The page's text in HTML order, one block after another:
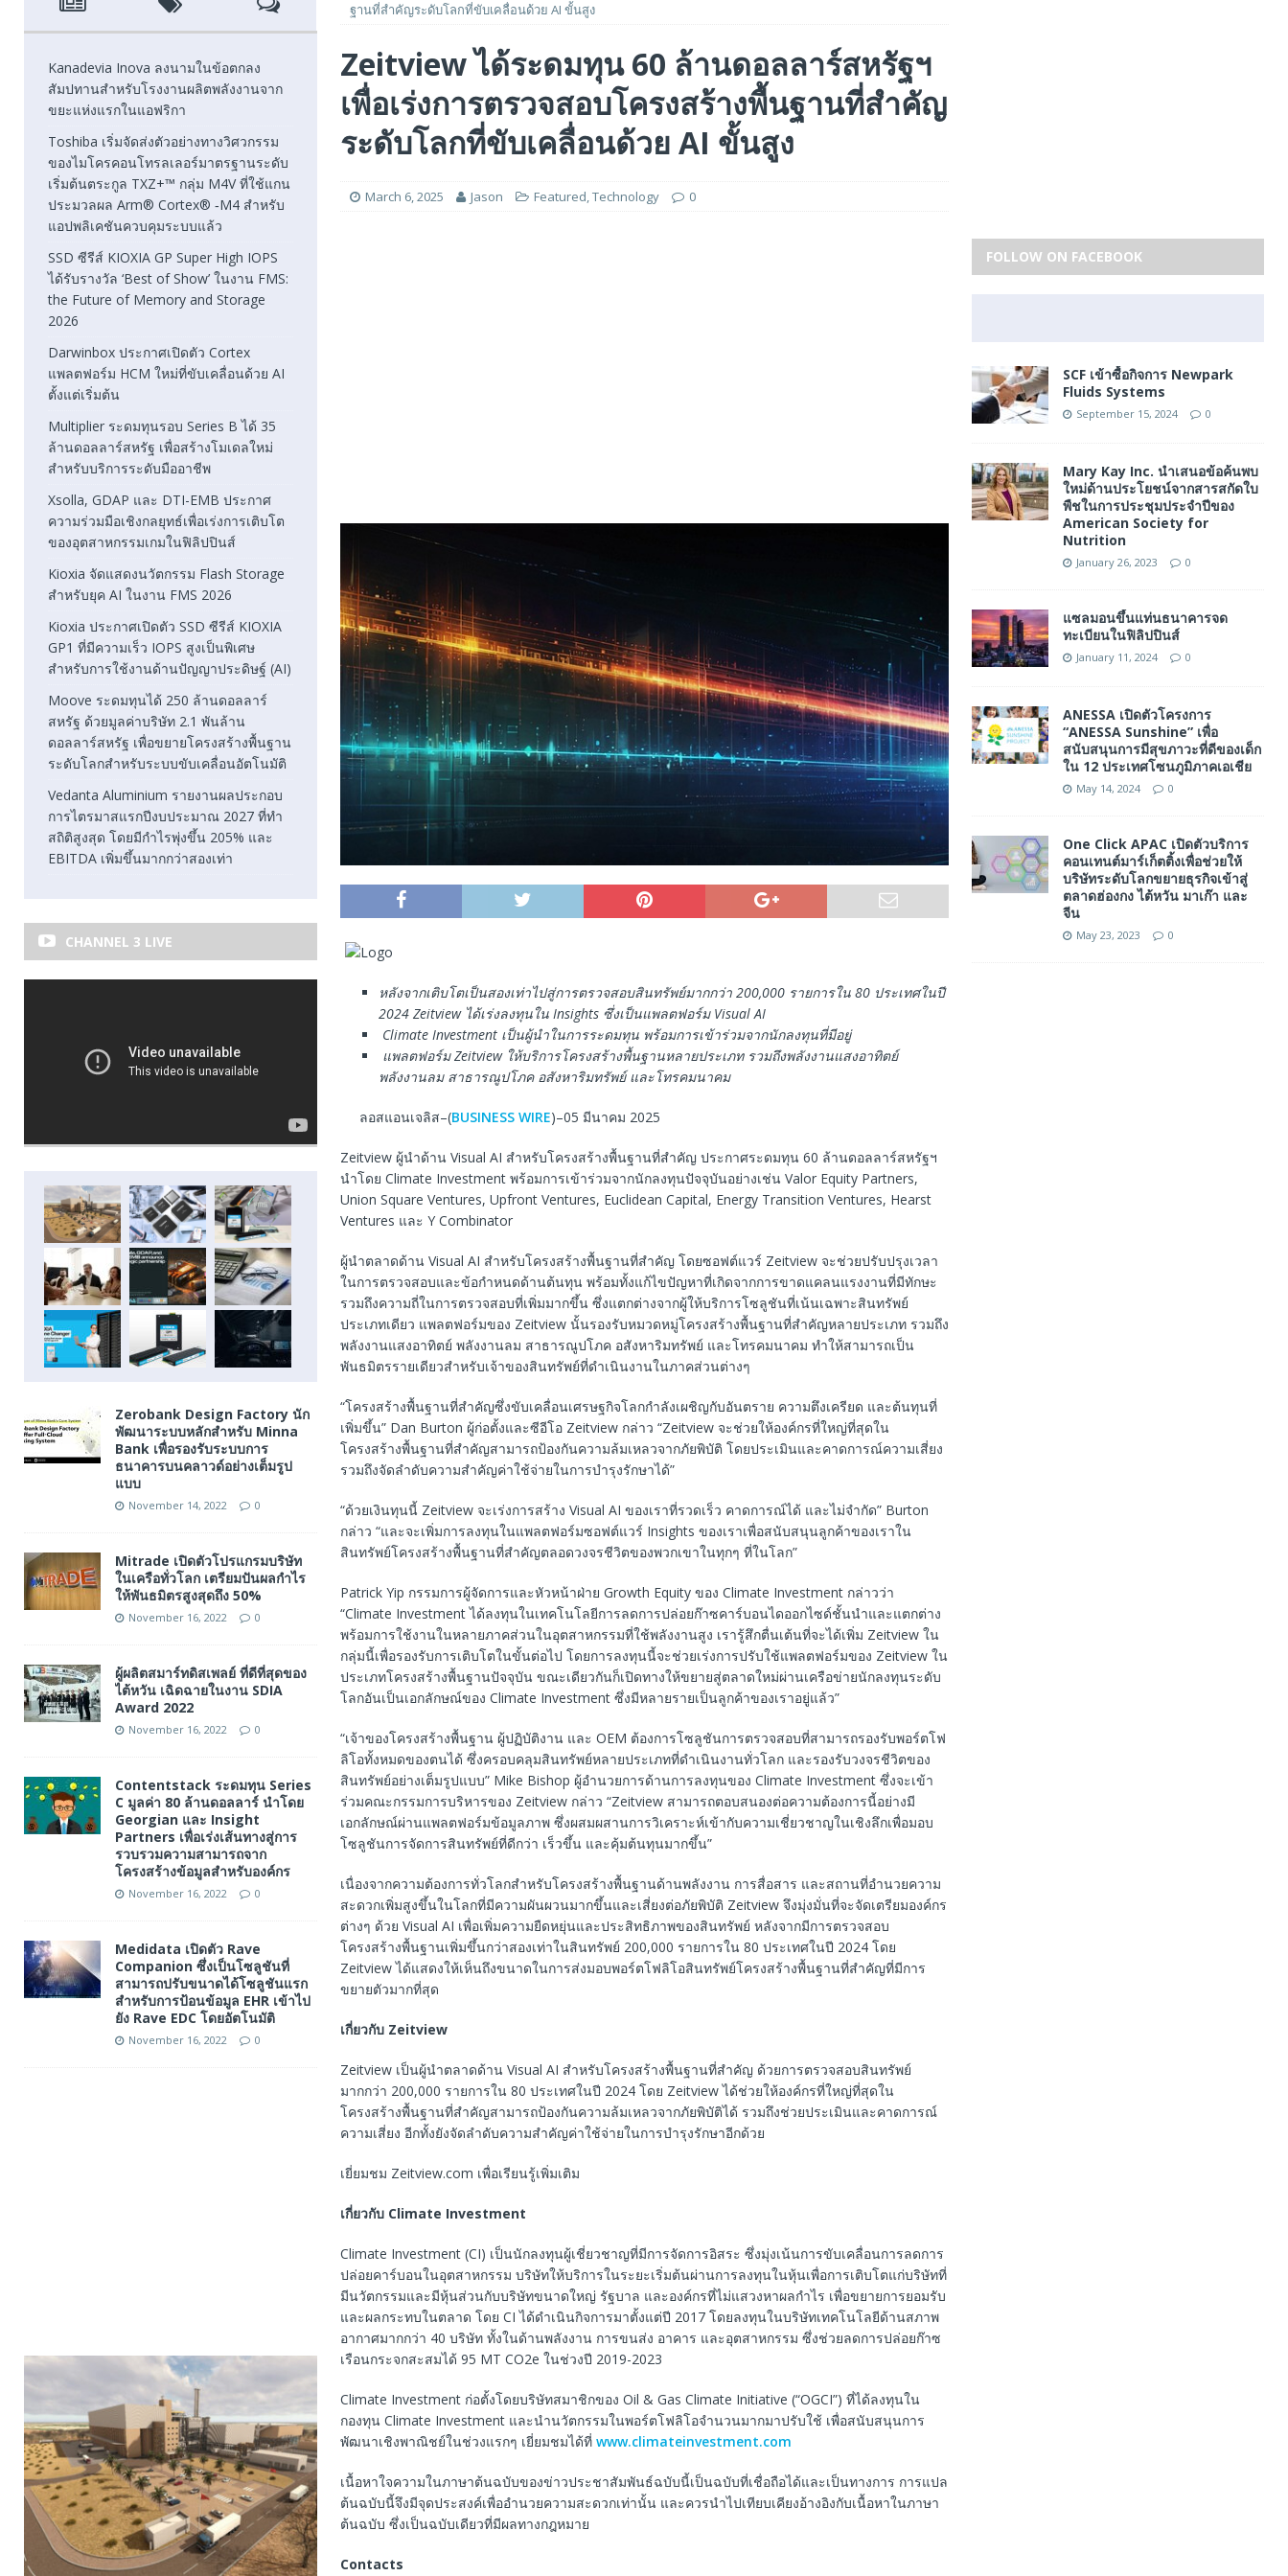
[ August 7, 2026 ] SSD ซีรีส์ KIOXIA GP Super High IOPS ได้รับรางวัล ‘Best of Show’ ในงาน FMS: the Future of Memory and Storage
2026
FEATURED
[ August 6, 2026 ] Darwinbox ประกาศเปิดตัว Cortex แพลตฟอร์ม HCM ใหม่ที่ขับเคลื่อนด้วย AI ตั้งแต่เริ่มต้น
FEATURED
Multiplier ระดมทุนรอบ Series B ได้ 35 ล้านดอลลาร์สหรัฐ เพื่อสร้างโมเดลใหม่สำหรับบริการระดับมืออาชีพ
FEATURED
ฐานที่สำคัญระดับโลกที่ขับเคลื่อนด้วย AI ขั้นสูง
Zeitview ได้ระดมทุน 60 ล้านดอลลาร์สหรัฐฯ
เพื่อเร่งการตรวจสอบโครงสร้างพื้นฐานที่สำคัญ
ระดับโลกที่ขับเคลื่อนด้วย AI ขั้นสูง
March 6, 2025 Jason Featured,Technology 0
หลังจากเติบโตเป็นสองเท่าไปสู่การตรวจสอบสินทรัพย์มากกว่า200,000 รายการใน80 ประเทศในปี
2024 Zeitview ได้เร่งลงทุนในInsights ซึ่งเป็นแพลตฟอร์มVisual AI
Climate Investment เป็นผู้นำในการระดมทุน พร้อมการเข้าร่วมจากนักลงทุนที่มีอยู่
แพลตฟอร์มZeitview ให้บริการโครงสร้างพื้นฐานหลายประเภท รวมถึงพลังงานแสงอาทิตย์
พลังงานลม สาธารณูปโภค อสังหาริมทรัพย์ และโทรคมนาคม
ลอสแอนเจลิส–(BUSINESS WIRE)–05 มีนาคม 2025
Zeitview ผู้นำด้าน Visual AI สำหรับโครงสร้างพื้นฐานที่สำคัญ ประกาศระดมทุน 60 ล้านดอลลาร์สหรัฐฯ
นำโดย Climate Investment พร้อมการเข้าร่วมจากนักลงทุนปัจจุบันอย่างเช่น Valor Equity Partners,
Union Square Ventures, Upfront Ventures, Euclidean Capital, Energy Transition Ventures, Hearst
Ventures และ Y Combinator
ผู้นำตลาดด้าน Visual AI สำหรับโครงสร้างพื้นฐานที่สำคัญ โดยซอฟต์แวร์ Zeitview จะช่วยปรับปรุงเวลา
ในการตรวจสอบและข้อกำหนดด้านต้นทุน พร้อมทั้งแก้ไขปัญหาที่เกิดจากการขาดแคลนแรงงานที่มีทักษะ
รวมถึงความถี่ในการตรวจสอบที่เพิ่มมากขึ้น ซึ่งแตกต่างจากผู้ให้บริการโซลูชันที่เน้นเฉพาะสินทรัพย์
ประเภทเดียว แพลตฟอร์มของ Zeitview นั้นรองรับหมวดหมู่โครงสร้างพื้นฐานที่สำคัญหลายประเภท รวมถึง
พลังงานแสงอาทิตย์ พลังงานลม สาธารณูปโภค อสังหาริมทรัพย์ และโทรคมนาคม ทำให้สามารถเป็น
พันธมิตรรายเดียวสำหรับเจ้าของสินทรัพย์ที่ดำเนินงานในภาคส่วนต่างๆ
“โครงสร้างพื้นฐานที่สำคัญซึ่งขับเคลื่อนเศรษฐกิจโลกกำลังเผชิญกับอันตราย ความตึงเครียด และต้นทุนที่
เพิ่มขึ้น” Dan Burton ผู้ก่อตั้งและซีอีโอ Zeitview กล่าว “Zeitview จะช่วยให้องค์กรที่ใหญ่ที่สุดใน
โครงสร้างพื้นฐานที่สำคัญสามารถป้องกันความล้มเหลวจากภัยพิบัติ โดยประเมินและคาดการณ์ความเสี่ยง
รวมถึงจัดลำดับความสำคัญค่าใช้จ่ายในการบำรุงรักษาได้”
“ด้วยเงินทุนนี้ Zeitview จะเร่งการสร้าง Visual AI ของเราที่รวดเร็ว คาดการณ์ได้ และไม่จำกัด” Burton
กล่าว “และจะเพิ่มการลงทุนในแพลตฟอร์มซอฟต์แวร์ Insights ของเราเพื่อสนับสนุนลูกค้าของเราใน
สินทรัพย์โครงสร้างพื้นฐานที่สำคัญตลอดวงจรชีวิตของพวกเขาในทุกๆ ที่ในโลก”
Patrick Yip กรรมการผู้จัดการและหัวหน้าฝ่าย Growth Equity ของ Climate Investment กล่าวว่า
“Climate Investment ได้ลงทุนในเทคโนโลยีการลดการปล่อยก๊าซคาร์บอนไดออกไซด์ชั้นนำและแตกต่าง
พร้อมการใช้งานในหลายภาคส่วนในอุตสาหกรรมที่ใช้พลังงานสูง เรารู้สึกตื่นเต้นที่จะได้เพิ่ม Zeitview ใน
กลุ่มนี้เพื่อรองรับการเติบโตในขั้นต่อไป โดยการลงทุนนี้จะช่วยเร่งการปรับใช้แพลตฟอร์มของ Zeitview ใน
ประเภทโครงสร้างพื้นฐานปัจจุบัน ขณะเดียวกันก็เปิดทางให้ขยายสู่ตลาดใหม่ผ่านเครือข่ายนักลงทุนระดับ
โลกอันเป็นเอกลักษณ์ของ Climate Investment ซึ่งมีหลายรายเป็นลูกค้าของเราอยู่แล้ว”
“เจ้าของโครงสร้างพื้นฐาน ผู้ปฏิบัติงาน และ OEM ต้องการโซลูชันการตรวจสอบที่สามารถรองรับพอร์ตโฟ
ลิโอทั้งหมดของตนได้ ซึ่งครอบคลุมสินทรัพย์หลายประเภทที่ดำเนินงานทั่วโลก และรองรับวงจรชีวิตของ
สินทรัพย์อย่างเต็มรูปแบบ” Mike Bishop ผู้อำนวยการด้านการลงทุนของ Climate Investment ซึ่งจะเข้า
ร่วมคณะกรรมการบริหารของ Zeitview กล่าว “Zeitview สามารถตอบสนองต่อความต้องการนี้อย่างมี
เอกลักษณ์ผ่านแพลตฟอร์มข้อมูลภาพ ซึ่งผสมผสานการวิเคราะห์เข้ากับความเชี่ยวชาญในเชิงลึกเพื่อมอบ
โซลูชันการจัดการสินทรัพย์ที่ดีกว่า เร็วขึ้น และคุ้มต้นทุนมากขึ้น”
เนื่องจากความต้องการทั่วโลกสำหรับโครงสร้างพื้นฐานด้านพลังงาน การสื่อสาร และสถานที่อำนวยความ
สะดวกเพิ่มสูงขึ้นในโลกที่มีความผันผวนมากขึ้นและเสี่ยงต่อภัยพิบัติ Zeitview จึงมุ่งมั่นที่จะจัดเตรียมองค์กร
ต่างๆ ด้วย Visual AI เพื่อเพิ่มความยืดหยุ่นและประสิทธิภาพของสินทรัพย์ หลังจากมีการตรวจสอบ
โครงสร้างพื้นฐานเพิ่มขึ้นกว่าสองเท่าในสินทรัพย์ 200,000 รายการใน 80 ประเทศในปี 2024 โดย
Zeitview ได้แสดงให้เห็นถึงขนาดในการส่งมอบพอร์ตโฟลิโอสินทรัพย์โครงสร้างพื้นฐานที่สำคัญที่มีการ
ขยายตัวมากที่สุด
เกี่ยวกับZeitview
Zeitview เป็นผู้นำตลาดด้าน Visual AI สำหรับโครงสร้างพื้นฐานที่สำคัญ ด้วยการตรวจสอบสินทรัพย์
มากกว่า 200,000 รายการใน 80 ประเทศในปี 2024 โดย Zeitview ได้ช่วยให้องค์กรที่ใหญ่ที่สุดใน
โครงสร้างพื้นฐานที่สำคัญสามารถป้องกันความล้มเหลวจากภัยพิบัติได้ รวมถึงช่วยประเมินและคาดการณ์
ความเสี่ยง อีกทั้งยังจัดลำดับความสำคัญค่าใช้จ่ายในการบำรุงรักษาอีกด้วย
เยี่ยมชม Zeitview.com เพื่อเรียนรู้เพิ่มเติม
เกี่ยวกับClimate Investment
Climate Investment (CI) เป็นนักลงทุนผู้เชี่ยวชาญที่มีการจัดการอิสระ ซึ่งมุ่งเน้นการขับเคลื่อนการลดการ
ปล่อยคาร์บอนในอุตสาหกรรม บริษัทให้บริการในระยะเริ่มต้นผ่านการลงทุนในหุ้นเพื่อการเติบโตแก่บริษัทที่
มีนวัตกรรมและมีหุ้นส่วนกับบริษัทขนาดใหญ่ รัฐบาล และองค์กรที่ไม่แสวงหาผลกำไร เพื่อขยายการยอมรับ
และผลกระทบในตลาด โดย CI ได้ดำเนินกิจการมาตั้งแต่ปี 2017 โดยลงทุนในบริษัทเทคโนโลยีด้านสภาพ
อากาศมากกว่า 40 บริษัท ทั้งในด้านพลังงาน การขนส่ง อาคาร และอุตสาหกรรม ซึ่งช่วยลดการปล่อยก๊าซ
เรือนกระจกสะสมได้ 95 MT CO2e ในช่วงปี 2019-2023
Climate Investment ก่อตั้งโดยบริษัทสมาชิกของ Oil & Gas Climate Initiative (“OGCI”) ที่ได้ลงทุนใน
กองทุน Climate Investment และนำนวัตกรรมในพอร์ตโฟลิโอจำนวนมากมาปรับใช้ เพื่อสนับสนุนการ
พัฒนาเชิงพาณิชย์ในช่วงแรกๆ เยี่ยมชมได้ที่ www.climateinvestment.com
เนื้อหาใจความในภาษาต้นฉบับของข่าวประชาสัมพันธ์ฉบับนี้เป็นฉบับที่เชื่อถือได้และเป็นทางการ การแปล
ต้นฉบับนี้จึงมีจุดประสงค์เพื่ออำนวยความสะดวกเท่านั้น และควรนำไปเทียบเคียงอ้างอิงกับเนื้อหาในภาษา
ต้นฉบับ ซึ่งเป็นฉบับเดียวที่มีผลทางกฎหมาย
Contacts
Kanadevia Inova ลงนามในข้อตกลง
สัมปทานสำหรับโรงงานผลิตพลังงานจาก
ขยะแห่งแรกในแอฟริกา
Toshiba เริ่มจัดส่งตัวอย่างทางวิศวกรรม
ของไมโครคอนโทรลเลอร์มาตรฐานระดับ
เริ่มต้นตระกูล TXZ+™ กลุ่ม M4V ที่ใช้แกน
ประมวลผล Arm® Cortex® ‑M4 สำหรับ
แอปพลิเคชันควบคุมระบบแล้ว
SSD ซีรีส์ KIOXIA GP Super High IOPS
ได้รับรางวัล ‘Best of Show’ ในงาน FMS:
the Future of Memory and Storage
2026
Darwinbox ประกาศเปิดตัว Cortex
แพลตฟอร์ม HCM ใหม่ที่ขับเคลื่อนด้วย AI
ตั้งแต่เริ่มต้น
Multiplier ระดมทุนรอบ Series B ได้ 35
ล้านดอลลาร์สหรัฐ เพื่อสร้างโมเดลใหม่
สำหรับบริการระดับมืออาชีพ
Xsolla, GDAP และ DTI-EMB ประกาศ
ความร่วมมือเชิงกลยุทธ์เพื่อเร่งการเติบโต
ของอุตสาหกรรมเกมในฟิลิปปินส์
Kioxia จัดแสดงนวัตกรรม Flash Storage
สำหรับยุค AI ในงาน FMS 2026
Kioxia ประกาศเปิดตัว SSD ซีรีส์ KIOXIA
GP1 ที่มีความเร็ว IOPS สูงเป็นพิเศษ
สำหรับการใช้งานด้านปัญญาประดิษฐ์ (AI)
Moove ระดมทุนได้ 250 ล้านดอลลาร์
สหรัฐ ด้วยมูลค่าบริษัท 2.1 พันล้าน
ดอลลาร์สหรัฐ เพื่อขยายโครงสร้างพื้นฐาน
ระดับโลกสำหรับระบบขับเคลื่อนอัตโนมัติ
Vedanta Aluminium รายงานผลประกอบ
การไตรมาสแรกปีงบประมาณ 2027 ที่ทำ
สถิติสูงสุด โดยมีกำไรพุ่งขึ้น 205% และ
EBITDA เพิ่มขึ้นมากกว่าสองเท่า
CHANNEL 3 LIVE
Zerobank Design Factory นัก
พัฒนาระบบหลักสำหรับ Minna
Bank เพื่อรองรับระบบการ
ธนาคารบนคลาวด์อย่างเต็มรูป
แบบ
November 14, 2022 0
Mitrade เปิดตัวโปรแกรมบริษัท
ในเครือทั่วโลก เตรียมปันผลกำไร
ให้พันธมิตรสูงสุดถึง 50%
November 16, 2022 0
ผู้ผลิตสมาร์ทดิสเพลย์ ที่ดีที่สุดของ
ไต้หวัน เฉิดฉายในงาน SDIA
Award 2022
November 16, 2022 0
Contentstack ระดมทุน Series
C มูลค่า 80 ล้านดอลลาร์ นำโดย
Georgian และ Insight
Partners เพื่อเร่งเส้นทางสู่การ
รวบรวมความสามารถจาก
โครงสร้างข้อมูลสำหรับองค์กร
November 16, 2022 0
Medidata เปิดตัว Rave
Companion ซึ่งเป็นโซลูชันที่
สามารถปรับขนาดได้โซลูชันแรก
สำหรับการป้อนข้อมูล EHR เข้าไป
ยัง Rave EDC โดยอัตโนมัติ
November 16, 2022 0
FOLLOW ON FACEBOOK
SCF เข้าซื้อกิจการ Newpark
Fluids Systems
September 15, 2024 0
Mary Kay Inc. นำเสนอข้อค้นพบ
ใหม่ด้านประโยชน์จากสารสกัดใบ
พืชในการประชุมประจำปีของ
American Society for
Nutrition
January 26, 2023 0
แซลมอนขึ้นแท่นธนาคารจด
ทะเบียนในฟิลิปปินส์
January 11, 2024 0
ANESSA เปิดตัวโครงการ
“ANESSA Sunshine” เพื่อ
สนับสนุนการมีสุขภาวะที่ดีของเด็ก
ใน 12 ประเทศโซนภูมิภาคเอเชีย
May 14, 2024 0
One Click APAC เปิดตัวบริการ
คอนเทนต์มาร์เก็ตติ้งเพื่อช่วยให้
บริษัทระดับโลกขยายธุรกิจเข้าสู่
ตลาดฮ่องกง ไต้หวัน มาเก๊า และ
จีน
May 23, 2023 0